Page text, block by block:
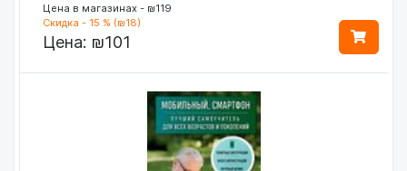
Цена в магазинах - ₪119
Скидка - 15 % (₪18)
Цена: ₪101